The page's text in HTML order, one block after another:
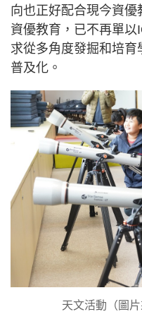
向也正好配合現今資
資優教育，已不再單
求從多角度發掘和培
普及化。
天文活動（圖